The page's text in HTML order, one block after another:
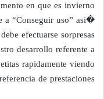
en que es invierno
a “Conseguir uso” asi�
efectuarse sorpresas
desarrollo referente a
rapidamente viendo
de prestaciones.